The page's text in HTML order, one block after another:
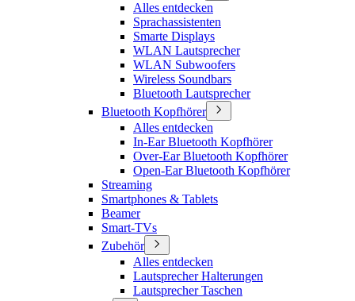
Alles entdecken
Sprachassistenten
Smarte Displays
WLAN Lautsprecher
WLAN Subwoofers
Wireless Soundbars
Bluetooth Lautsprecher
Bluetooth Kopfhörer
Alles entdecken
In-Ear Bluetooth Kopfhörer
Over-Ear Bluetooth Kopfhörer
Open-Ear Bluetooth Kopfhörer
Streaming
Smartphones & Tablets
Beamer
Smart-TVs
Zubehör
Alles entdecken
Lautsprecher Halterungen
Lautsprecher Taschen